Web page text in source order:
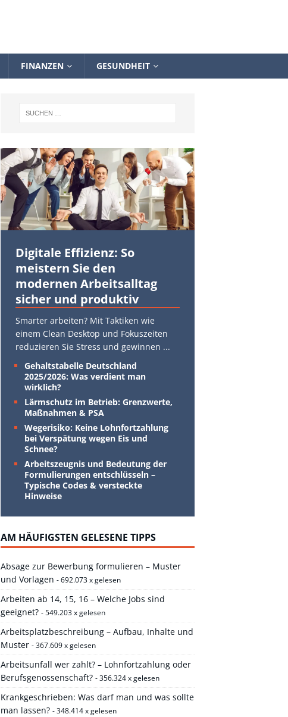
FINANZEN GESUNDHEIT
Digitale Effizienz: So
meistern Sie den
modernen Arbeitsalltag
sicher und produktiv
Smarter arbeiten? Mit Taktiken wie
einem Clean Desktop und Fokuszeiten
reduzieren Sie Stress und gewinnen ...
Gehaltstabelle Deutschland
2025/2026: Was verdient man
wirklich?
Lärmschutz im Betrieb: Grenzwerte,
Maßnahmen & PSA
Wegerisiko: Keine Lohnfortzahlung
bei Verspätung wegen Eis und
Schnee?
Arbeitszeugnis und Bedeutung der
Formulierungen entschlüsseln –
Typische Codes & versteckte
Hinweise
AM HÄUFIGSTEN GELESENE TIPPS
Absage zur Bewerbung formulieren – Muster
und Vorlagen - 692.073 x gelesen
Arbeiten ab 14, 15, 16 – Welche Jobs sind
geeignet? - 549.203 x gelesen
Arbeitsplatzbeschreibung – Aufbau, Inhalte und
Muster - 367.609 x gelesen
Arbeitsunfall wer zahlt? – Lohnfortzahlung oder
Berufsgenossenschaft? - 356.324 x gelesen
Krankgeschrieben: Was darf man und was sollte
man lassen? - 348.414 x gelesen